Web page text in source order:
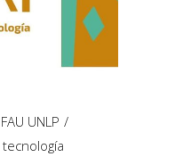
FAU UNLP
tecnología